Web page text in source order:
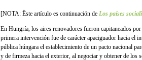
[NOTA: Ëste artículo es continuación de Los países
En Hungría, los aires renovadores fueron capitaneados por
primera intervención fue de carácter apaciguador hacia el
pública húngara el establecimiento de un pacto nacional
y de firmeza hacia el exterior, al negociar y obtener de